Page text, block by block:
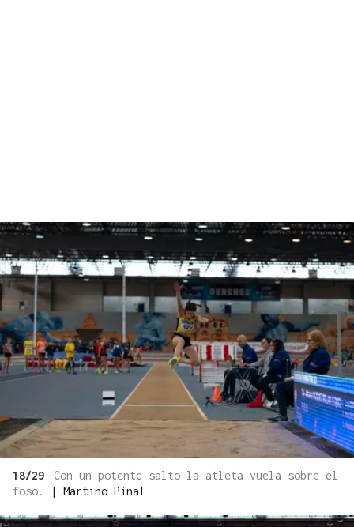
18/29
Con un potente salto la atleta vuela sobre el
foso.
| Martiño Pinal